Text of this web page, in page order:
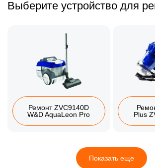
Выберите устройство для
Ремонт ZVC9140D
W&D AquaLeon Pro
Plus
Показать еще